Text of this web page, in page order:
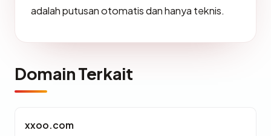
adalah putusan otomatis dan hanya teknis.
Domain Terkait
xxoo.com